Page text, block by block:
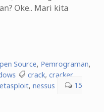
Oke.. Mari kita
Source, Pemrograman,
crack, cracker,
, nessus
15